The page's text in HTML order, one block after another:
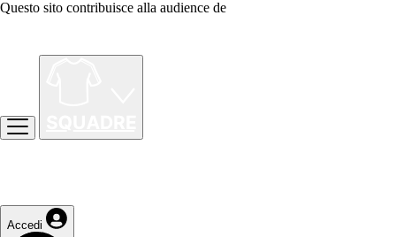
Questo sito contribuisce alla audience de
Accedi